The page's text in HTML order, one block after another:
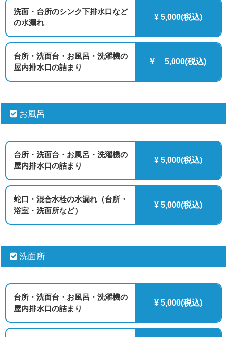
洗面・台所のシンク下排水口など
の水漏れ
¥ 5,000(税込)
台所・洗面台・お風呂・洗濯機の
屋内排水口の詰まり
¥ 5,000(税込)
お風呂
台所・洗面台・お風呂・洗濯機の
屋内排水口の詰まり
¥ 5,000(税込)
蛇口・混合水栓の水漏れ（台所・
浴室・洗面所など）
¥ 5,000(税込)
洗面所
台所・洗面台・お風呂・洗濯機の
屋内排水口の詰まり
¥ 5,000(税込)